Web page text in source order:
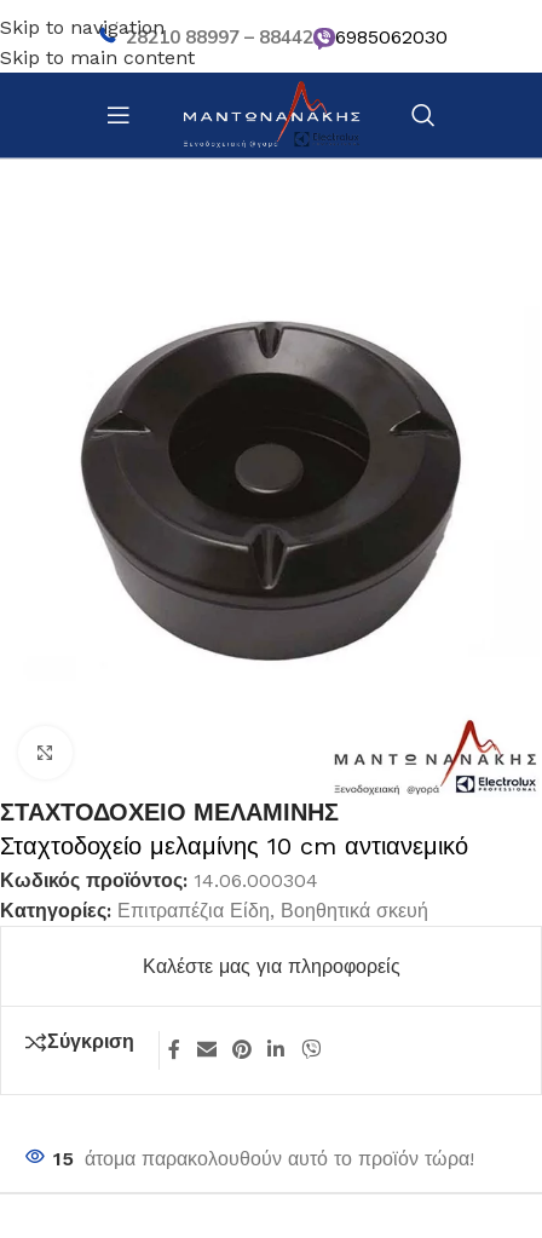
Skip to navigation
Skip to main content
28210 88997 – 88442 6985062030
Αρχική σελίδα/ Επιτραπέζια Είδη/ Βοηθητικά σκευή
ΣΤΑΧΤΟΔΟΧΕΙΟ ΜΕΛΑΜΙΝΗΣ
Σταχτοδοχείο μελαμίνης 10 cm αντιανεμικό
Κωδικός προϊόντος: 14.06.000304
Κατηγορίες: Επιτραπέζια Είδη, Βοηθητικά σκευή
Καλέστε μας για πληροφορείς
Σύγκριση
15 άτομα παρακολουθούν αυτό το προϊόν τώρα!